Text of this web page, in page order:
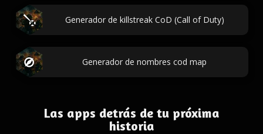
Generador de killstreak CoD (Call of Duty)
Generador de nombres cod map
Las apps detrás de tu próxima
historia